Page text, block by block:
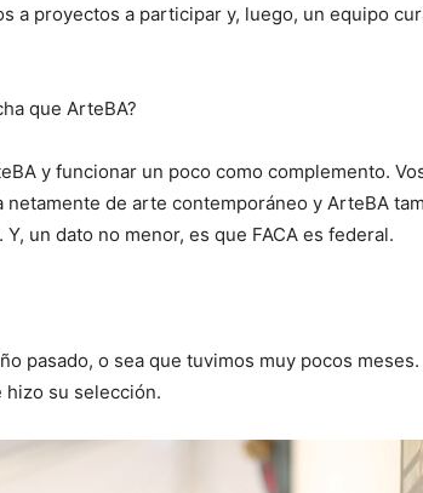
a proyectos a participar y, luego, un equipo
que ArteBA?
y funcionar un poco como complemento.
de arte contemporáneo y ArteBA
un dato no menor, es que FACA es federal.
pasado, o sea que tuvimos muy pocos
hizo su selección.